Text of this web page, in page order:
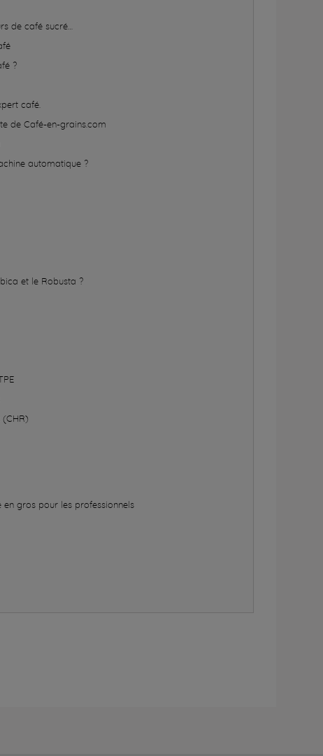
de café sucré…
?
café.
de Café-en-grains.com
automatique ?
et le Robusta ?
gros pour les professionnels